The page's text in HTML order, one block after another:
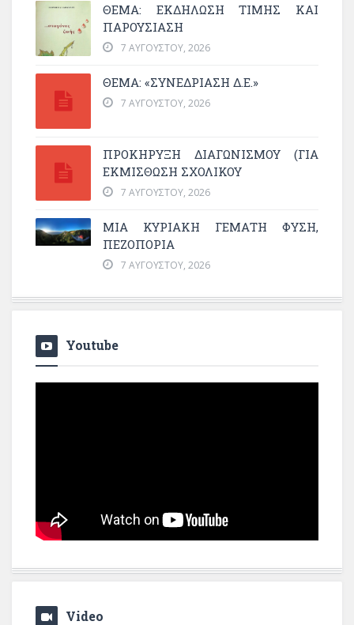
ΘΈΜΑ: ΕΚΔΉΛΩΣΗ ΤΙΜΉΣ ΚΑΙ
ΠΑΡΟΥΣΊΑΣΗ
7 ΑΥΓΟΎΣΤΟΥ, 2026
ΘΕΜΑ: «ΣΥΝΕΔΡΊΑΣΗ Δ.Ε.»
7 ΑΥΓΟΎΣΤΟΥ, 2026
ΠΡΟΚΗΡΥΞΗ ΔΙΑΓΩΝΙΣΜΟΥ (ΓΙΑ
ΕΚΜΊΣΘΩΣΗ ΣΧΟΛΙΚΟΎ
7 ΑΥΓΟΎΣΤΟΥ, 2026
ΜΙΑ ΚΥΡΙΑΚΉ ΓΕΜΆΤΗ ΦΎΣΗ,
ΠΕΖΟΠΟΡΊΑ
7 ΑΥΓΟΎΣΤΟΥ, 2026
Youtube
Video